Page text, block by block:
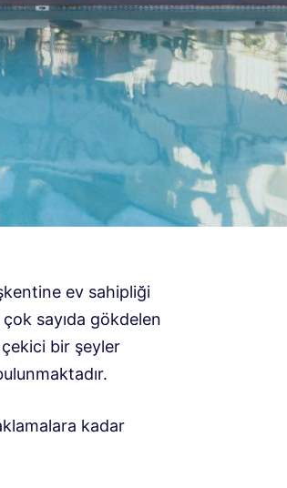
ev sahipliği
sayıda gökdelen
bir şeyler
kadar